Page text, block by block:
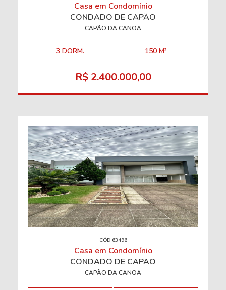
Casa em Condomínio
CONDADO DE CAPÃO
CAPÃO DA CANOA
3 DORM. 150 M²
R$ 2.400.000,00
CÓD 63496
Casa em Condomínio
CONDADO DE CAPÃO
CAPÃO DA CANOA